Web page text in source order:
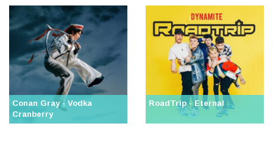
Conan Gray - Vodka
Cranberry
RoadTrip - Eternal